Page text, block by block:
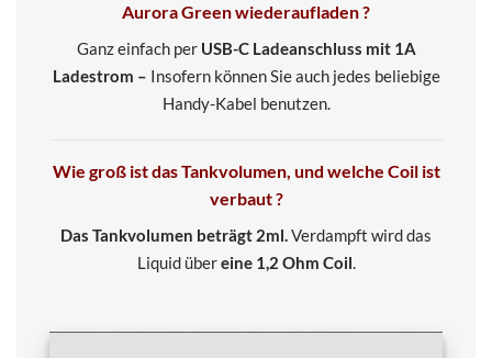
Aurora Green wiederaufladen ?
Ganz einfach perUSB-C Ladeanschluss mit 1A
Ladestrom – Insofern können Sie auch jedes beliebige
Handy-Kabel benutzen.
Wie groß ist das Tankvolumen, und welche Coil ist
verbaut ?
Das Tankvolumen beträgt 2ml.Verdampft wird das
Liquid übereine 1,2 Ohm Coil.